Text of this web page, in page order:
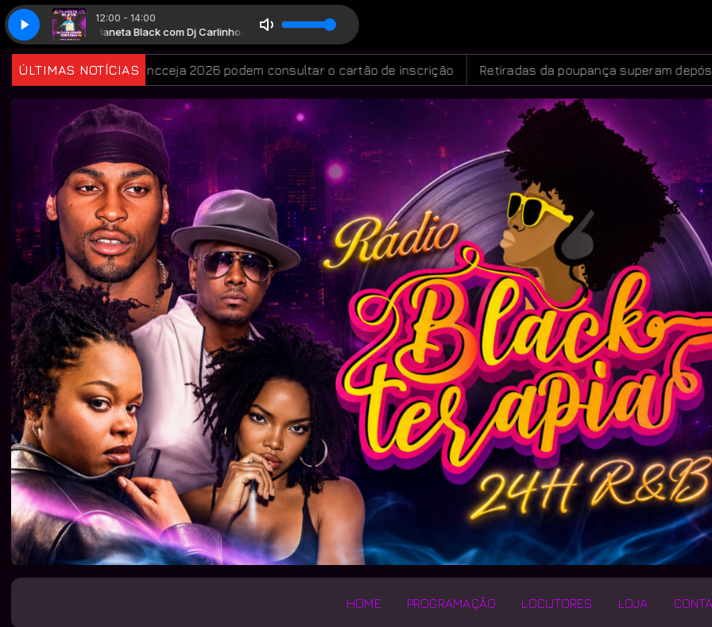
12:00 - 14:00
Planeta Black com Dj Carlinhos EspanhaPlaneta Black com Dj Carlinhos Espanha
ÚLTIMAS NOTÍCIAS
2026 podem consultar o cartão de inscrição Retiradas da poupança superam depósitos em R$ 7,15 bilhões em
HOME PROGRAMAÇÃO LOCUTORES LOJA